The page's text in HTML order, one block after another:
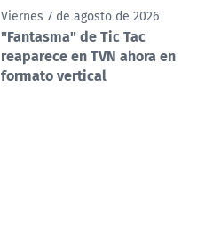
Viernes 7 de agosto de 2026
"Fantasma" de Tic Tac
reaparece en TVN ahora en
formato vertical